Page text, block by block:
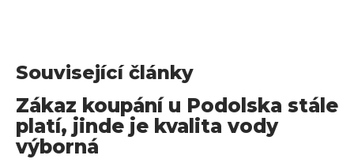
Související články
Zákaz koupání u Podolska stále
platí, jinde je kvalita vody
výborná